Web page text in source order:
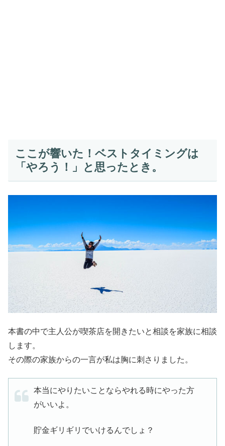
ここが響いた！ベストタイミングは
「やろう！」と思ったとき。
本書の中で主人公が喫茶店を開きたいと相談を家族に相談
します。
その際の家族からの一言が私は胸に刺さりました。
本当にやりたいことならやれる時にやった方
がいいよ。
貯金ギリギリでいけるんでしょ？